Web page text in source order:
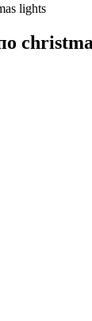
lights